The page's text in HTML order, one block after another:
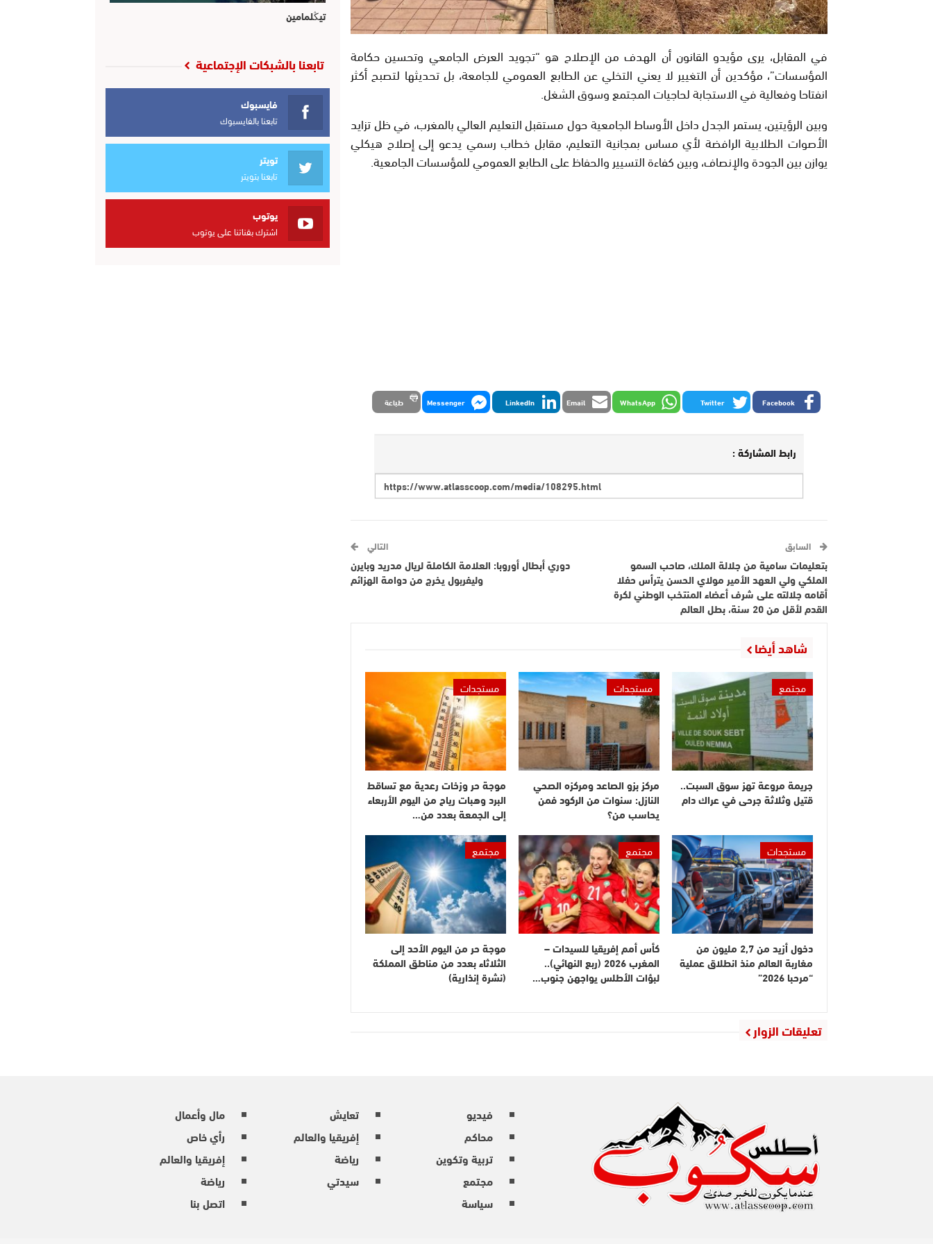
في المقابل، يرى مؤيدو القانون أن الهدف من الإصلاح هو “تجويد العرض الجامعي وتحسين حكامة
المؤسسات”، مؤكدين أن التغيير لا يعني التخلي عن الطابع العمومي للجامعة، بل تحديثها لتصبح أكثر
انفتاحا وفعالية في الاستجابة لحاجيات المجتمع وسوق الشغل.
وبين الرؤيتين، يستمر الجدل داخل الأوساط الجامعية حول مستقبل التعليم العالي بالمغرب، في ظل تزايد
الأصوات الطلابية الرافضة لأي مساس بمجانية التعليم، مقابل خطاب رسمي يدعو إلى إصلاح هيكلي
يوازن بين الجودة والإنصاف، وبين كفاءة التسيير والحفاظ على الطابع العمومي للمؤسسات الجامعية.
Facebook
Twitter
WhatsApp
Email
LinkedIn
Messenger طباعة
رابط المشاركة :
السابق
بتعليمات سامية من جلالة الملك، صاحب السمو
الملكي ولي العهد الأمير مولاي الحسن يترأس حفلا
أقامه جلالته على شرف أعضاء المنتخب الوطني لكرة
القدم لأقل من 20 سنة، بطل العالم
التالي
دوري أبطال أوروبا: العلامة الكاملة لريال مدريد وبايرن
وليفربول يخرج من دوامة الهزائم
شاهد أيضا
مجتمع
جريمة مروعة تهز سوق السبت..
قتيل وثلاثة جرحى في عراك دام
مستجدات
مركز بزو الصاعد ومركزه الصحي
النازل: سنوات من الركود فمن
يحاسب من؟
مستجدات
موجة حر وزخات رعدية مع تساقط
البرد وهبات رياح من اليوم الأربعاء
إلى الجمعة بعدد من…
مستجدات
دخول أزيد من 2,7 مليون من
مغاربة العالم منذ انطلاق عملية
“مرحبا 2026”
مجتمع
كأس أمم إفريقيا للسيدات –
المغرب 2026 (ربع النهائي)..
لبؤات الأطلس يواجهن جنوب…
مجتمع
موجة حر من اليوم الأحد إلى
الثلاثاء بعدد من مناطق المملكة
(نشرة إنذارية)
تعليقات الزوار
تيڭلمامين
تابعنا بالشبكات الإجتماعية
فايسبوك
تابعنا بالفايسبوك
تويتر
تابعنا بتويتر
يوتوب
اشترك بقناتنا على يوتوب
فيديو
محاكم
تربية وتكوين
مجتمع
سياسة
تعايش
إفريقيا والعالم
رياضة
سيدتي
مال وأعمال
رأي خاص
إفريقيا والعالم
رياضة
اتصل بنا